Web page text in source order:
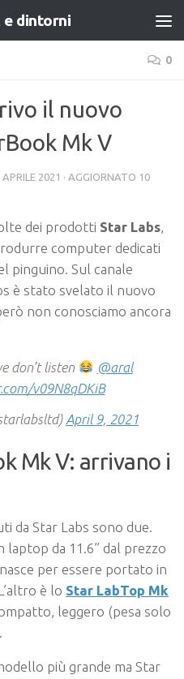
e dintorni
0
il nuovo
Mk V
APRILE 2021 · AGGIORNATO 10
dei prodotti Star Labs,
computer dedicati
pinguino. Sul canale
è stato svelato il nuovo
non conosciamo ancora
don’t listen
@aral
v09N8qDKiB
April 9, 2021
Mk V: arrivano i
da Star Labs sono due.
laptop da 11.6” dal prezzo
per essere portato in
è lo Star LabTop Mk
leggero (pesa solo
più grande ma Star